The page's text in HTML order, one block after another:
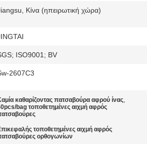
Κίνα (ηπειρωτική χώρα)
ISO9001; BV
2607C3
καθαρίζοντας πατσαβούρα αφρού ίνας,
bag τοποθετημένες αιχμή αφρός
τοποθετημένες αιχμή αφρός
ορθογωνίων